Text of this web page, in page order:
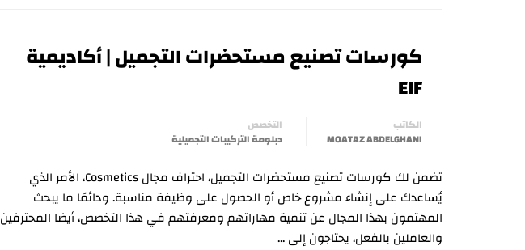
كورسات تصنيع مستحضرات التجميل | أكاديمية
EIF
الكاتب
MOATAZ ABDELGHANI
التخصص
دبلومة التركيبات التجميلية
تضمن لك كورسات تصنيع مستحضرات التجميل، احتراف مجال Cosmetics، الأمر الذي
يُساعدك على إنشاء مشروع خاص أو الحصول على وظيفة مناسبة. ودائمًا ما يبحث
المهتمون بهذا المجال عن تنمية مهاراتهم ومعرفتهم في هذا التخصص، أيضا المحترفين
والعاملين بالفعل، يحتاجون إلى …